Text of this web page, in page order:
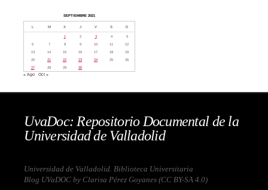
SEPTIEMBRE 2021
L M X J V S D
1 2 3 4
5
6
7 8 9 10 11
12
13
14 15 16 17 18
19
20
21 22 23 24 25
26
27
28 29 30
« Ago Oct »
UvaDoc: Repositorio Documental de la
Universidad de Valladolid
Universidad de Valladolid. Biblioteca Universitaria
Blog UVaDOC by Clarisa Pérez Goyanes (CC BY-SA 4.0)